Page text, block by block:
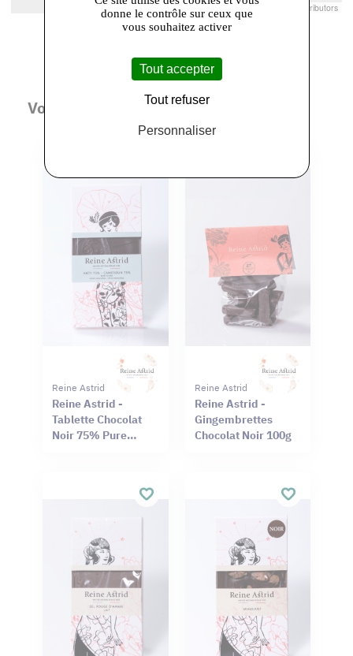
Leaflet |© Openstreetmap France | ©OpenStreetMap contributors
Vous aimerez aussi
Reine Astrid
Reine Astrid -
Tablette Chocolat
Noir 75% Pure
Reine Astrid
Reine Astrid -
Gingembrettes
Chocolat Noir 100g
donne le contrôle sur ceux que
vous souhaitez activer
Tout accepter
Tout refuser
Personnaliser